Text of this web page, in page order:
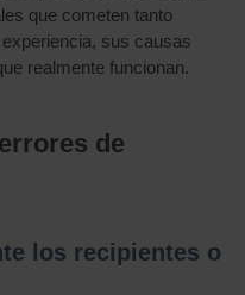
que cometen tanto
sus causas
realmente funcionan.
de
los recipientes o